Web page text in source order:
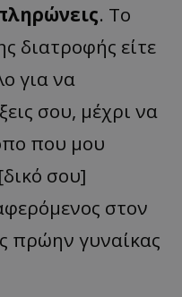
. Το
διατροφής είτε
για να
σου, μέχρι να
που μου
σου]
στον
πρώην γυναίκας